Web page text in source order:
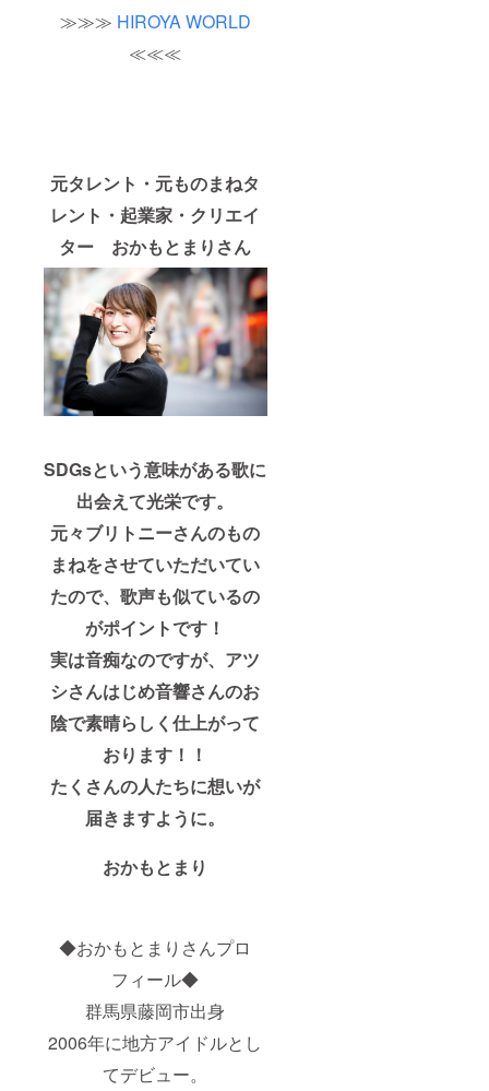
≫≫≫ HIROYA WORLD
≪≪≪
元タレント・元ものまねタ
レント・起業家・クリエイ
ター おかもとまりさん
SDGsという意味がある歌に
出会えて光栄です。
元々ブリトニーさんのもの
まねをさせていただいてい
たので、歌声も似ているの
がポイントです！
実は音痴なのですが、アツ
シさんはじめ音響さんのお
陰で素晴らしく仕上がって
おります！！
たくさんの人たちに想いが
届きますように。
おかもとまり
◆おかもとまりさんプロ
フィール◆
群馬県藤岡市出身
2006年に地方アイドルとし
てデビュー。